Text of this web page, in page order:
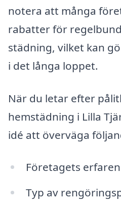
notera att många
rabatter för
städning, vilket kan
i det långa loppet.
När du letar efter
hemstädning i Lilla
idé att överväga
Företagets
Typ av